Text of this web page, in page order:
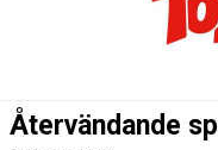
Återvändande